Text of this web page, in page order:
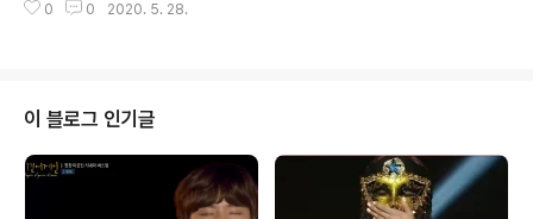
가는 당신 나는 알아요 당신이 나를 얼마나 사랑하는지 내
신 영원히 못잊을 당신 추억으로 가는 당신 나는 알아요 당
신을 떠날 그날이 내게 온것을 내가 없으면 외로움속에 조
용히 흐느낄 그사람 진정 그대 사랑이 필요한 것은 내가 아
닌 또 다른 사람 모든것이 눈물속에 지워질때면 그땐 내맘
알게 될거야 너무도 사랑한 당신 영원히 못잊을 당신 추억
0 0 2020. 5. 28.
이 블로그 인기글